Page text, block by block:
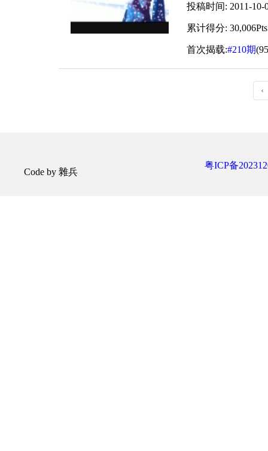
投稿时间: 2011-10-
累计得分: 30,006Pts
首次揭载:#210期
‹
Code by 雜兵
粤ICP备